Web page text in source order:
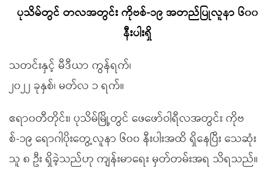
ပုသိမ်တွင် တလအတွင်း ကိုဗစ်-၁၉ အတည်ပြုလူနာ ၆၀၀
နီးပါးရှိ
သတင်းနှင့် မီဒီယာ ကွန်ရက်၊
၂၀၂၂ ခုနှစ်၊ မတ်လ ၁ ရက်။
ဧရာ၀တီတိုင်း၊ ပုသိမ်မြို့တွင် ဖေဖော်ဝါရီလအတွင်း ကိုဗ
စ်-၁၉ ရောဂါပိုးတွေ့လူနာ ၆၀၀ နီးပါးအထိ ရှိနေပြီး သေဆုံး
သူ ၈ ဦး ရှိခဲ့သည်ဟု ကျန်းမာရေး မှတ်တမ်းအရ သိရသည်။